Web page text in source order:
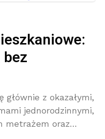
głównie z okazałymi,
jednorodzinnymi,
metrażem oraz